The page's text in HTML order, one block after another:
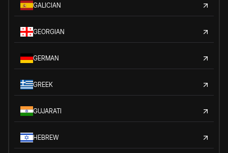
GALICIAN
GEORGIAN
GERMAN
GREEK
GUJARATI
HEBREW